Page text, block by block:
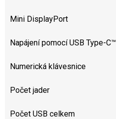
Mini DisplayPort
Napájení pomocí USB Type-C™
Numerická klávesnice
Počet jader
Počet USB celkem